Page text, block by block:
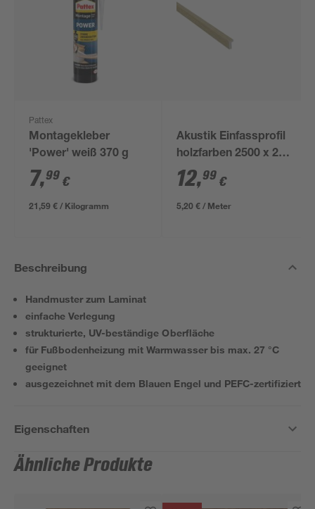
Pattex
Montagekleber
'Power' weiß 370 g
7,99 €
21,59 € / Kilogramm
Akustik Einfassprofil
holzfarben 2500 x 24
mm
12,99 €
5,20 € / Meter
Beschreibung
Handmuster zum Laminat
einfache Verlegung
strukturierte, UV-beständige Oberfläche
für Fußbodenheizung mit Warmwasser bis max. 27 °C
geeignet
ausgezeichnet mit dem Blauen Engel und PEFC-zertifiziert
Eigenschaften
Ähnliche Produkte